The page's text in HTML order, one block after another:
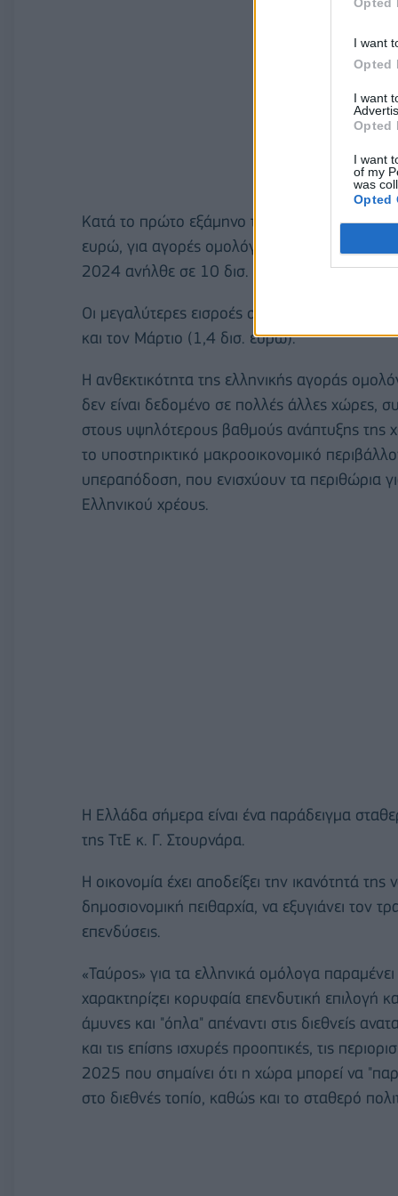
I want
Opted
I want
Opted
I want
of my
was
Opted
Κατά το πρώτο εξάμηνο του 2025 υπήρξε
ευρώ, για αγορές ομολόγων και εντόκων
2024 ανήλθε σε 10 δισ. ευρώ.
Οι μεγαλύτερες εισροές σημειώθηκαν τον
και τον Μάρτιο (1,4 δισ. ευρώ).
Η ανθεκτικότητα της ελληνικής αγοράς
δεν είναι δεδομένο σε πολλές άλλες
στους υψηλότερους βαθμούς ανάπτυξης της
το υποστηρικτικό μακροοικονομικό
υπεραπόδοση, που ενισχύουν τα περιθώρια
Ελληνικού χρέους.
Η Ελλάδα σήμερα είναι ένα παράδειγμα
της ΤτΕ κ. Γ. Στουρνάρα.
Η οικονομία έχει αποδείξει την ικανότητά
δημοσιονομική πειθαρχία, να εξυγιάνει τον
επενδύσεις.
«Ταύρος» για τα ελληνικά ομόλογα
χαρακτηρίζει κορυφαία επενδυτική επιλογή
άμυνες και "όπλα" απέναντι στις διεθνείς
και τις επίσης ισχυρές προοπτικές, τις
2025 που σημαίνει ότι η χώρα μπορεί να
στο διεθνές τοπίο, καθώς και το σταθερό